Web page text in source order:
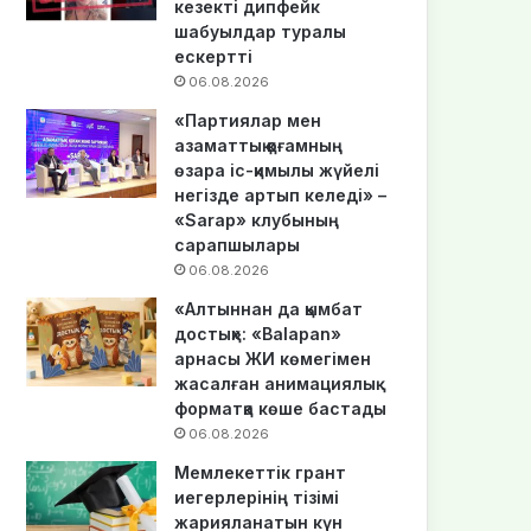
кезекті дипфейк
шабуылдар туралы
ескертті
06.08.2026
«Партиялар мен
азаматтық қоғамның
өзара іс-қимылы жүйелі
негізде артып келеді» –
«Sarap» клубының
сарапшылары
06.08.2026
«Алтыннан да қымбат
достық»: «Balapan»
арнасы ЖИ көмегімен
жасалған анимациялық
форматқа көше бастады
06.08.2026
Мемлекеттік грант
иегерлерінің тізімі
жарияланатын күн